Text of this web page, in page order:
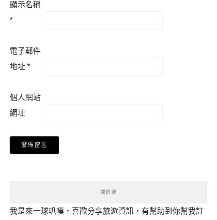
顯示名稱
*
電子郵件
地址 *
個人網站
網址
關於我
我是來一球叭噗，喜歡分享旅遊資訊，有幫助到你幫我訂